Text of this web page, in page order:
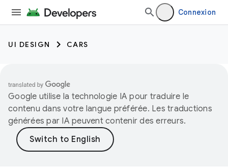
Connexion
UI DESIGN CARS
Google utilise la technologie IA pour traduire le
contenu dans votre langue préférée. Les traductions
générées par IA peuvent contenir des erreurs.